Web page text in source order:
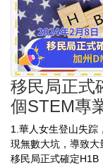
移民局正式
個STEM專
1.華人女生登山失踪
現無數大坑，導致大
移民局正式確定H1B